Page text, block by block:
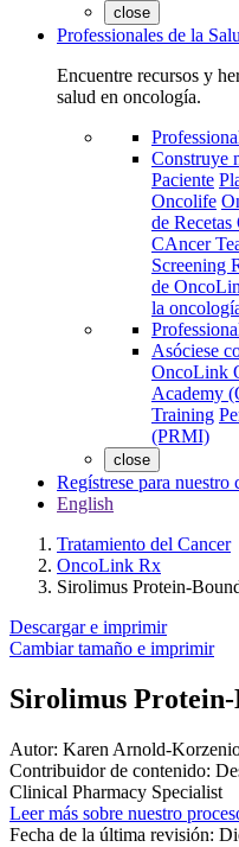
close
Professionales de la
Encuentre recursos y
salud en oncología.
Construye
Paciente
Oncolife
de
CAncer
Screening
de
la
Asóciese
OncoLink
Academy
Training
(PRMI)
close
Regístrese para nuestro
English
Tratamiento del Cancer
OncoLink Rx
Sirolimus Protein-
Descargar e imprimir
Cambiar tamaño e imprimir
Sirolimus
Autor: Karen Arnold-
Contribuidor de contenido:
Clinical Pharmacy Specialist
Leer más sobre nuestro
Fecha de la última revisión: